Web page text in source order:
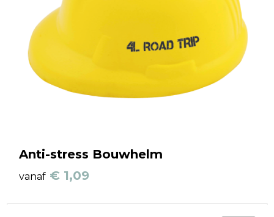
Anti-stress Bouwhelm
vanaf € 1,09